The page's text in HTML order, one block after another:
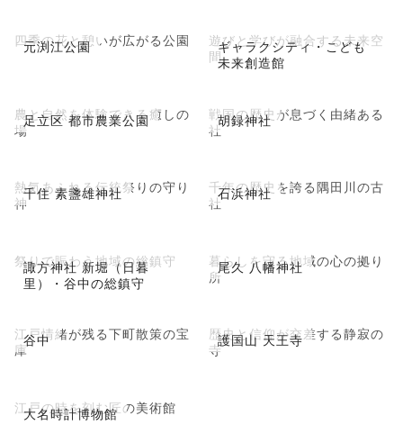
元渕江公園
四季の花と憩いが広がる公園
ギャラクシティ・こども
未来創造館
遊びと学びが融合する未来空
間
足立区 都市農業公園
農と自然を体験できる癒しの
場
胡録神社
戦国の歴史が息づく由緒ある
社
千住 素盞雄神社
熱気あふれる伝統祭りの守り
神
石浜神社
千年の歴史を誇る隅田川の古
社
諏方神社 新堀（日暮
里）・谷中の総鎮守
祭りで賑わう地域の総鎮守 尾久 八幡神社
暮らしを守る地域の心の拠り
所
谷中
江戸情緒が残る下町散策の宝
庫
護国山 天王寺
歴史と信仰が交差する静寂の
寺
大名時計博物館
江戸の時を刻む匠の美術館